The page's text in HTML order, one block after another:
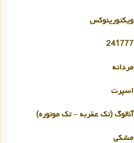
ویکتورینوکس
241777
مردانه
اسپرت
آنالوگ (تک عقربه – تک موتوره)
مشکی